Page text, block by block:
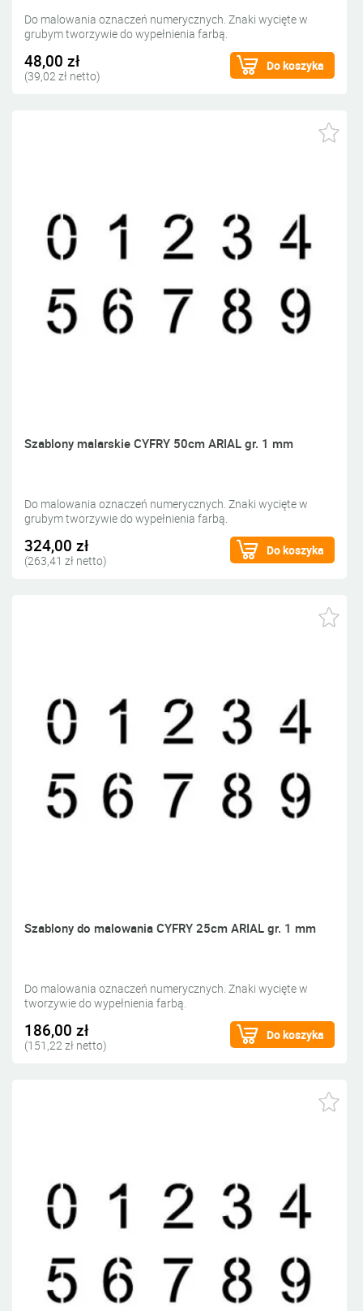
Do malowania oznaczeń numerycznych. Znaki wycięte w
grubym tworzywie do wypełnienia farbą.
48,00 zł
(39,02 zł netto)
Do koszyka
Szablony malarskie CYFRY 50cm ARIAL gr. 1 mm
Do malowania oznaczeń numerycznych. Znaki wycięte w
grubym tworzywie do wypełnienia farbą.
324,00 zł
(263,41 zł netto)
Do koszyka
Szablony do malowania CYFRY 25cm ARIAL gr. 1 mm
Do malowania oznaczeń numerycznych. Znaki wycięte w
tworzywie do wypełnienia farbą.
186,00 zł
(151,22 zł netto)
Do koszyka